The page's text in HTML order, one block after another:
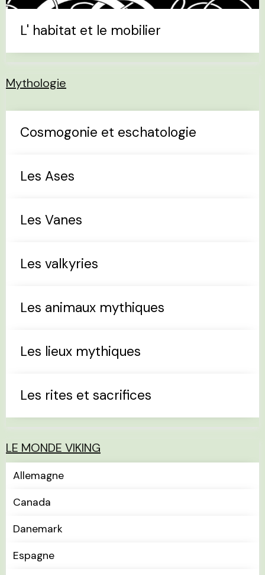
L' habitat et le mobilier
Mythologie
Cosmogonie et eschatologie
Les Ases
Les Vanes
Les valkyries
Les animaux mythiques
Les lieux mythiques
Les rites et sacrifices
LE MONDE VIKING
Allemagne
Canada
Danemark
Espagne